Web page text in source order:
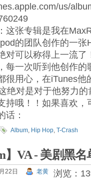
us/
这张专辑是我在
的团队创作的一
对可以称得上一流
每一次听到他创作
很用心，在iTunes
绝对是对于他努力
持哦！！如果喜欢
话：
Album, Hip Hop, T-Crash
】VA - 美剧黑
22日 老黄
浏览：